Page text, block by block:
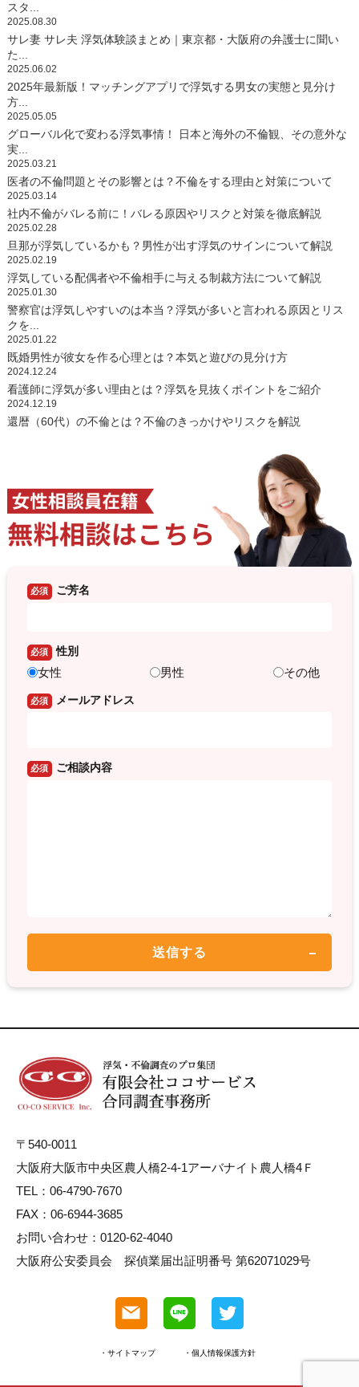
スタ...
2025.08.30
サレ妻 サレ夫 浮気体験談まとめ｜東京都・大阪府の弁護士に聞い
た...
2025.06.02
2025年最新版！マッチングアプリで浮気する男女の実態と見分け
方...
2025.05.05
グローバル化で変わる浮気事情！ 日本と海外の不倫観、その意外な
実...
2025.03.21
医者の不倫問題とその影響とは？不倫をする理由と対策について
2025.03.14
社内不倫がバレる前に！バレる原因やリスクと対策を徹底解説
2025.02.28
旦那が浮気しているかも？男性が出す浮気のサインについて解説
2025.02.19
浮気している配偶者や不倫相手に与える制裁方法について解説
2025.01.30
警察官は浮気しやすいのは本当？浮気が多いと言われる原因とリス
クを...
2025.01.22
既婚男性が彼女を作る心理とは？本気と遊びの見分け方
2024.12.24
看護師に浮気が多い理由とは？浮気を見抜くポイントをご紹介
2024.12.19
還暦（60代）の不倫とは？不倫のきっかけやリスクを解説
必須 ご芳名
必須 性別
女性 男性 その他
必須 メールアドレス
必須 ご相談内容
〒540-0011
大阪府大阪市中央区農人橋2-4-1アーバナイト農人橋4Ｆ
TEL：06-4790-7670
FAX：06-6944-3685
お問い合わせ：0120-62-4040
大阪府公安委員会 探偵業届出証明番号 第62071029号
・サイトマップ ・個人情報保護方針